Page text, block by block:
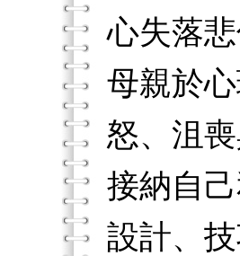
心失落
母親於
怒、沮
接納自
設計、